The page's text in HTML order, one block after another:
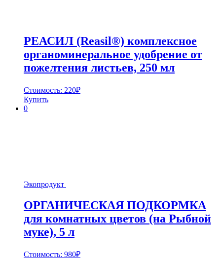
РЕАСИЛ (Reasil®) комплексное
органоминеральное удобрение от
пожелтения листьев, 250 мл
Стоимость: 220₽
Купить
0
Экопродукт
ОРГАНИЧЕСКАЯ ПОДКОРМКА
для комнатных цветов (на Рыбной
муке), 5 л
Стоимость: 980₽